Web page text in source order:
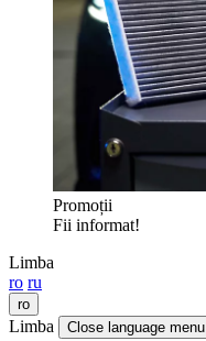
Promoții
Fii informat!
Limba
ro ru
ro
Limba Close language menu